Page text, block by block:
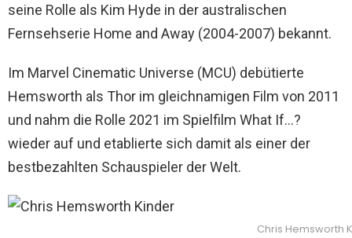
seine Rolle als Kim Hyde in der australischen
Fernsehserie Home and Away (2004-2007) bekannt.
Im Marvel Cinematic Universe (MCU) debütierte
Hemsworth als Thor im gleichnamigen Film von 2011
und nahm die Rolle 2021 im Spielfilm What If…?
wieder auf und etablierte sich damit als einer der
bestbezahlten Schauspieler der Welt.
Chris Hemsworth